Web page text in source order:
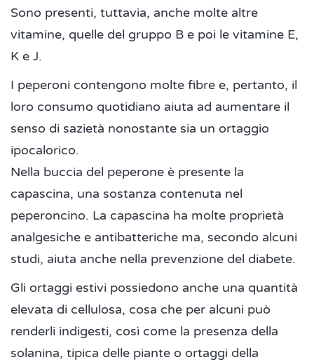
Sono presenti, tuttavia, anche molte altre
vitamine, quelle del gruppo B e poi le vitamine E,
K e J.
I peperoni contengono molte fibre e, pertanto, il
loro consumo quotidiano aiuta ad aumentare il
senso di sazietà nonostante sia un ortaggio
ipocalorico.
Nella buccia del peperone è presente la
capascina, una sostanza contenuta nel
peperoncino. La capascina ha molte proprietà
analgesiche e antibatteriche ma, secondo alcuni
studi, aiuta anche nella prevenzione del diabete.
Gli ortaggi estivi possiedono anche una quantità
elevata di cellulosa, cosa che per alcuni può
renderli indigesti, così come la presenza della
solanina, tipica delle piante o ortaggi della